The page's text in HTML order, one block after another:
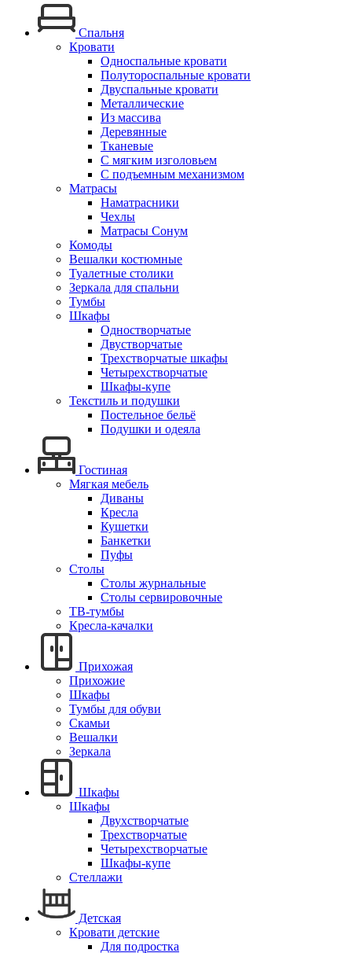
Спальня
Кровати
Односпальные кровати
Полутороспальные кровати
Двуспальные кровати
Металлические
Из массива
Деревянные
Тканевые
С мягким изголовьем
С подъемным механизмом
Матрасы
Наматрасники
Чехлы
Матрасы Сонум
Комоды
Вешалки костюмные
Туалетные столики
Зеркала для спальни
Тумбы
Шкафы
Одностворчатые
Двустворчатые
Трехстворчатые шкафы
Четырехстворчатые
Шкафы-купе
Текстиль и подушки
Постельное бельё
Подушки и одеяла
Гостиная
Мягкая мебель
Диваны
Кресла
Кушетки
Банкетки
Пуфы
Столы
Столы журнальные
Столы сервировочные
ТВ-тумбы
Кресла-качалки
Прихожая
Прихожие
Шкафы
Тумбы для обуви
Скамьи
Вешалки
Зеркала
Шкафы
Шкафы
Двухстворчатые
Трехстворчатые
Четырехстворчатые
Шкафы-купе
Стеллажи
Детская
Кровати детские
Для подростка